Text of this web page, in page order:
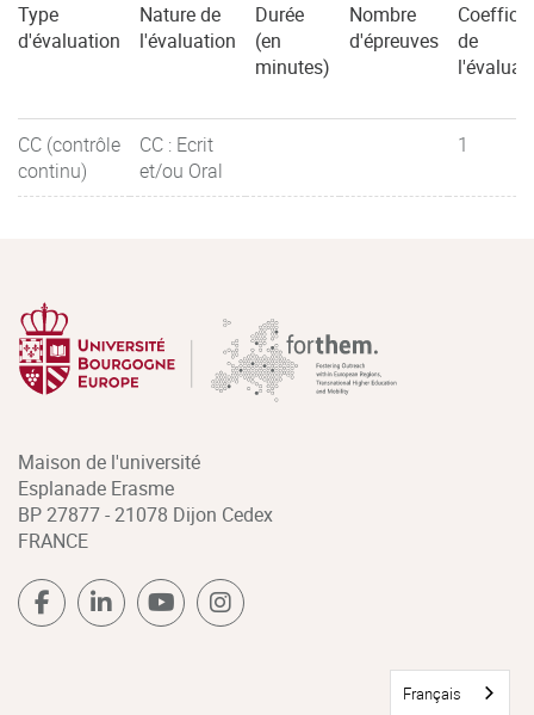
Type
d'évaluation
Nature de
l'évaluation
Durée
(en
minutes)
Nombre
d'épreuves
de
CC (contrôle
continu)
CC : Ecrit
et/ou Oral
1
Maison de l'université
Esplanade Erasme
BP 27877 - 21078 Dijon Cedex
FRANCE
Français